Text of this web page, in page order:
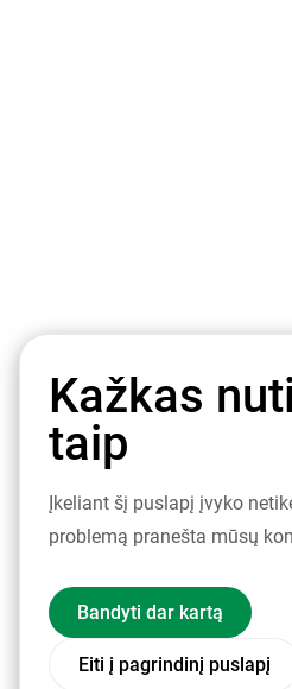
Kažkas
taip
Įkeliant šį puslapį įvyko
problemą pranešta mūsų
Bandyti dar kartą
Eiti į pagrindinį puslapį